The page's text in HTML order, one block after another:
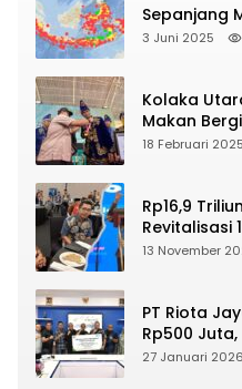
Sepanjang
Yang Intens
3 Juni 2025
Kolaka
Makan
Terbanyak
18 Februari 2025
Rp16,9
Revitalisasi
Indonesia
13 November
PT Riota
Rp500
Korban
27 Januari 2026